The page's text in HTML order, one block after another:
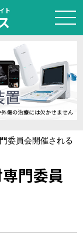
ト
委員会開催される
門委員